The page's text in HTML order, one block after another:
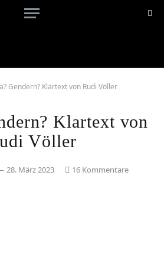
Gendern? Klartext von Rudi Völler
Klartext von
Völler
28. März 2023 16 Kommentare